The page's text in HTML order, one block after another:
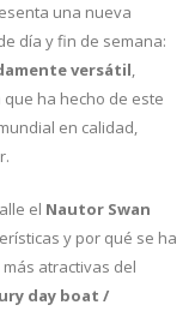
una nueva
día y fin de semana:
versátil,
que ha hecho de este
en calidad,
el Nautor Swan
y por qué se ha
atractivas del
day boat /